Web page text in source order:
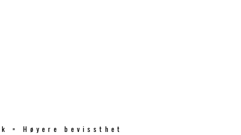
= Høyere bevissthet